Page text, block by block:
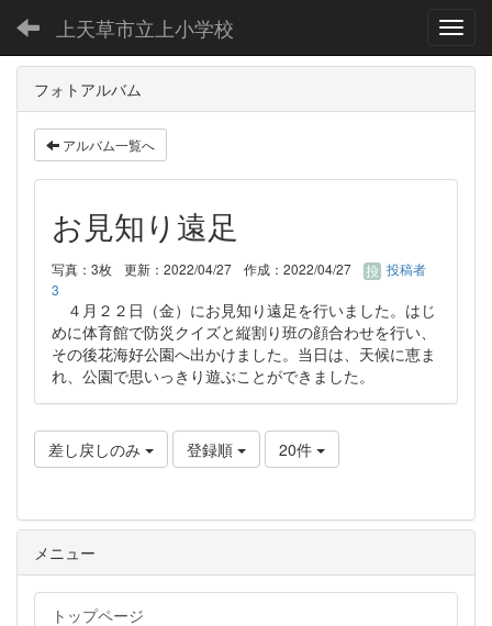
上天草市立上小学校
フォトアルバム
アルバム一覧へ
お見知り遠足
写真：3枚 更新：2022/04/27 作成：2022/04/27
投稿者
3
４月２２日（金）にお見知り遠足を行いました。はじ
めに体育館で防災クイズと縦割り班の顔合わせを行い、
その後花海好公園へ出かけました。当日は、天候に恵ま
れ、公園で思いっきり遊ぶことができました。
差し戻しのみ 登録順 20件
メニュー
トップページ